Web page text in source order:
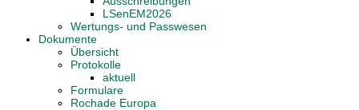
LSenEM2026
Wertungs- und Passwesen
Dokumente
Übersicht
Protokolle
aktuell
Formulare
Rochade Europa